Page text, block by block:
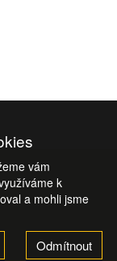
vám
k
a mohli jsme
Odmítnout